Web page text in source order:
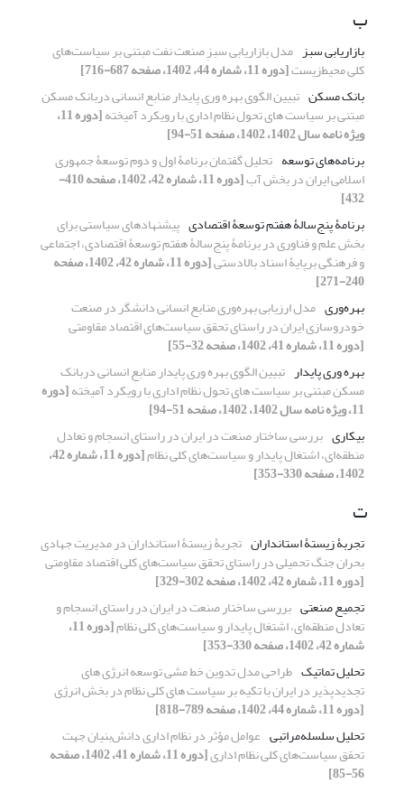
ب
بازاریابی سبز مدل بازاریابی سبزِ صنعت نفت مبتنی بر سیاست‌های
کلی محیط‌زیست[دوره 11، شماره 44، 1402، صفحه 687-716]
بانک مسکن تبیین الگوی بهره وری پایدار منابع انسانی دربانک مسکن
مبتنی بر سیاست های تحول نظام اداری با رویکرد آمیخته [دوره 11،
ویژه نامه سال 1402، 1402، صفحه 51-94]
برنامه‌های توسعه تحلیل گفتمان برنامۀ اول و دوم توسعۀ جمهوری
اسلامی ایران در بخش آب [دوره 11، شماره 42، 1402، صفحه 410-
432]
برنامۀ پنج‌سالۀ هفتم توسعۀ اقتصادی پیشنهادهای سیاستی برای
بخش علم و فناوری در برنامۀ پنج‌سالۀ هفتم توسعۀ اقتصادی، اجتماعی
و فرهنگی برپایۀ اسناد بالادستی [دوره 11، شماره 42، 1402، صفحه
240-271]
بهره‌وری مدل ارزیابی بهره‌وری منابع انسانی دانشگر در صنعت
خودروسازی ایران در راستای تحقق سیاست‌های اقتصاد مقاومتی
[دوره 11، شماره 41، 1402، صفحه 32-55]
بهره وری پایدار تبیین الگوی بهره وری پایدار منابع انسانی دربانک
مسکن مبتنی بر سیاست های تحول نظام اداری با رویکرد آمیخته[دوره
11، ویژه نامه سال 1402، 1402، صفحه 51-94]
بیکاری بررسی ساختار صنعت در ایران در راستای انسجام و تعادل
منطقه‌ای، اشتغال پایدار و سیاست‌های کلی نظام [دوره 11، شماره 42،
1402، صفحه 330-353]
ت
تجربۀ زیستۀ استانداران تجربۀ زیستۀ استانداران در مدیریت جهادی
بحران جنگ تحمیلی در راستای تحقق سیاست‌های کلی اقتصاد مقاومتی
[دوره 11، شماره 42، 1402، صفحه 302-329]
تجمیع صنعتی بررسی ساختار صنعت در ایران در راستای انسجام و
تعادل منطقه‌ای، اشتغال پایدار و سیاست‌های کلی نظام [دوره 11،
شماره 42، 1402، صفحه 330-353]
تحلیل تماتیک طراحی مدل تدوین خط مشی توسعه انرژی های
تجدیدپذیر در ایران با تکیه بر سیاست های کلی نظام در بخش انرژی
[دوره 11، شماره 44، 1402، صفحه 789-818]
تحلیل سلسله‌مراتبی عوامل مؤثر در نظام اداری دانش‌بنیان جهت
تحقق سیاست‌های کلی نظام اداری [دوره 11، شماره 41، 1402، صفحه
56-85]